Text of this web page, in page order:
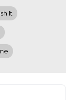
It